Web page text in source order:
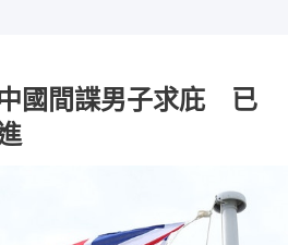
國間諜男子求庇 已